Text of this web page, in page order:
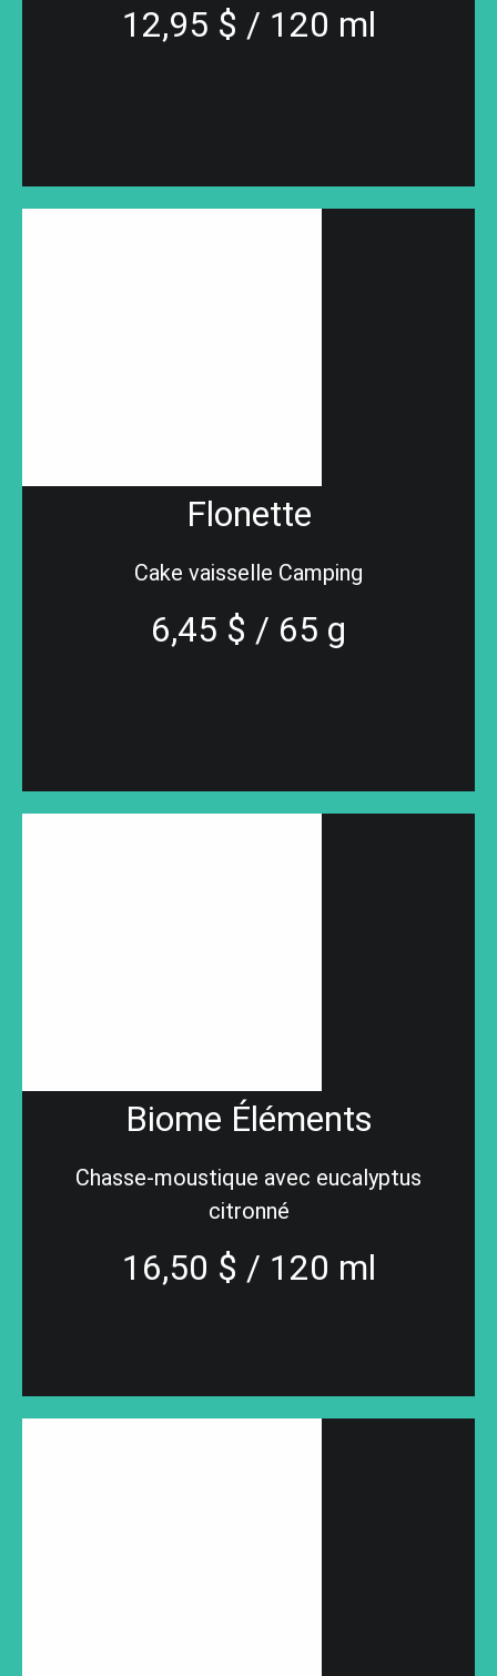
12,95 $ / 120 ml
Flonette
Cake vaisselle Camping
6,45 $ / 65 g
Biome Éléments
Chasse-moustique avec eucalyptus
citronné
16,50 $ / 120 ml